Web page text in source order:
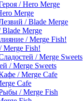
Merge
Merge
Fish!
/ Merge Sweets
Cafe